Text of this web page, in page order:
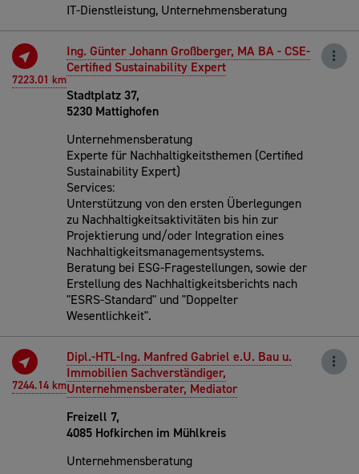
IT-Dienstleistung, Unternehmensberatung
7223.01 km
Ing. Günter Johann Großberger, MA BA - CSE-
Certified Sustainability Expert
Stadtplatz 37,
5230 Mattighofen
Unternehmensberatung
Experte für Nachhaltigkeitsthemen (Certified
Sustainability Expert)
Services:
Unterstützung von den ersten Überlegungen
zu Nachhaltigkeitsaktivitäten bis hin zur
Projektierung und/oder Integration eines
Nachhaltigkeitsmanagementsystems.
Beratung bei ESG-Fragestellungen, sowie der
Erstellung des Nachhaltigkeitsberichts nach
"ESRS-Standard" und "Doppelter
Wesentlichkeit".
7244.14 km
Dipl.-HTL-Ing. Manfred Gabriel e.U. Bau u.
Immobilien Sachverständiger,
Unternehmensberater, Mediator
Freizell 7,
4085 Hofkirchen im Mühlkreis
Unternehmensberatung